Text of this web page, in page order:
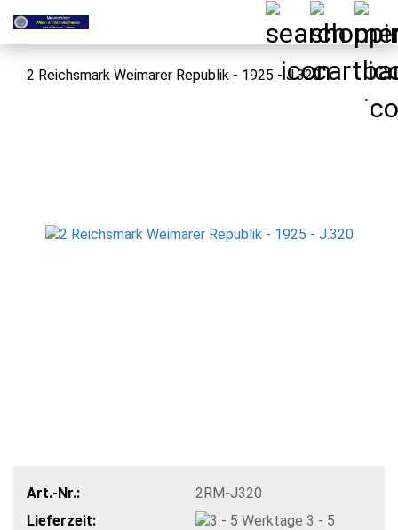
2 Reichsmark Weimarer Republik - 1925 - J.320
Art.-Nr.:
2RM-J320
Lieferzeit:
3 - 5